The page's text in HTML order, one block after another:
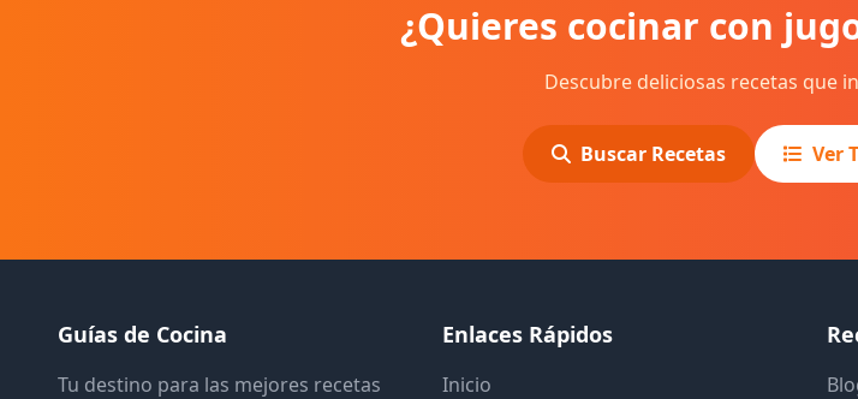
¿Quieres cocinar con
Descubre deliciosas recetas que
Buscar Recetas Ver
Guías de Cocina
Tu destino para las mejores recetas
Enlaces Rápidos
Inicio